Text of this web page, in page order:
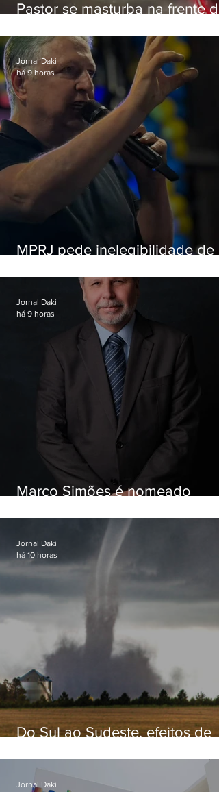
Pastor se masturba na frente de
MPRJ pede inelegibilidade de
Jornal Daki
há 9 horas
Marco Simões é nomeado
Jornal Daki
há 9 horas
Do Sul ao Sudeste, efeitos de
apreensão na população
Jornal Daki
há 10 horas
Jornal Daki